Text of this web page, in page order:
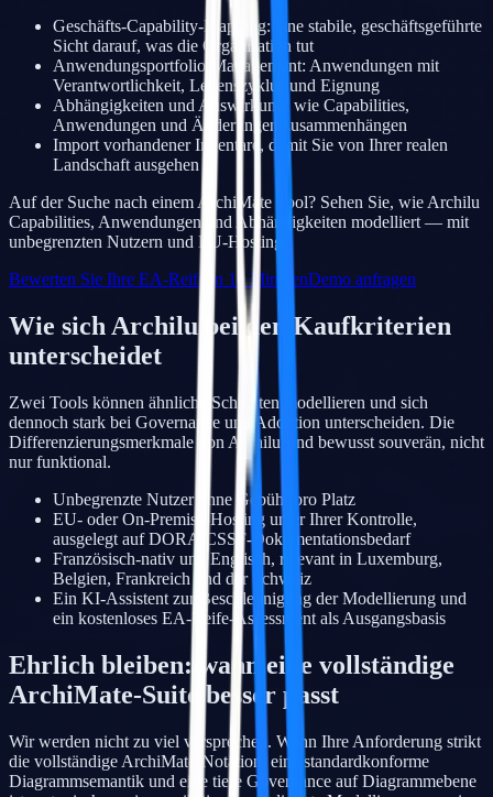
Geschäfts-Capability-Mapping: eine stabile, geschäftsgeführte
Sicht darauf, was die Organisation tut
Anwendungsportfolio-Management: Anwendungen mit
Verantwortlichkeit, Lebenszyklus und Eignung
Abhängigkeiten und Auswirkung: wie Capabilities,
Anwendungen und Änderungen zusammenhängen
Import vorhandener Inventare, damit Sie von Ihrer realen
Landschaft ausgehen
Auf der Suche nach einem ArchiMate Tool? Sehen Sie, wie Archilu
Capabilities, Anwendungen und Abhängigkeiten modelliert — mit
unbegrenzten Nutzern und EU-Hosting.
Bewerten Sie Ihre EA-Reife in 10 MinutenDemo anfragen
Wie sich Archilu bei den Kaufkriterien
unterscheidet
Zwei Tools können ähnliche Schichten modellieren und sich
dennoch stark bei Governance und Adoption unterscheiden. Die
Differenzierungsmerkmale von Archilu sind bewusst souverän, nicht
nur funktional.
Unbegrenzte Nutzer ohne Gebühr pro Platz
EU- oder On-Premise-Hosting unter Ihrer Kontrolle,
ausgelegt auf DORA/CSSF-Dokumentationsbedarf
Französisch-nativ und Englisch, relevant in Luxemburg,
Belgien, Frankreich und der Schweiz
Ein KI-Assistent zur Beschleunigung der Modellierung und
ein kostenloses EA-Reife-Assessment als Ausgangsbasis
Ehrlich bleiben: wann eine vollständige
ArchiMate-Suite besser passt
Wir werden nicht zu viel versprechen. Wenn Ihre Anforderung strikt
die vollständige ArchiMate-Notation, eine standardkonforme
Diagrammsemantik und eine tiefe Governance auf Diagrammebene